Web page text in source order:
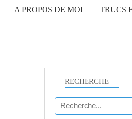
A PROPOS DE MOI TRUCS
RECHERCHE